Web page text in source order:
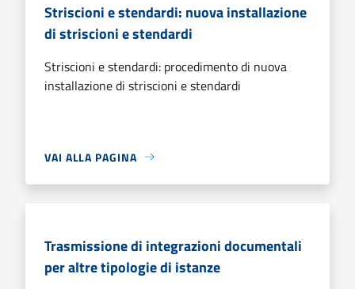
Striscioni e stendardi: nuova installazione
di striscioni e stendardi
Striscioni e stendardi: procedimento di nuova
installazione di striscioni e stendardi
VAI ALLA PAGINA
Trasmissione di integrazioni documentali
per altre tipologie di istanze